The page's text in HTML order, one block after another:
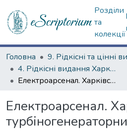
Розділи
та
колекції
Головна
4. Рідкісні видання Харкова ХХ ст.
Електроарсенал. Харківський турбіногенераторний
Електроарсенал.